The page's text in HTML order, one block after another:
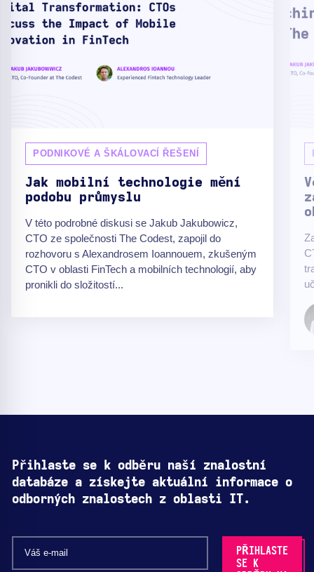
PODNIKOVÉ A ŠKÁLOVACÍ ŘEŠENÍ
Jak mobilní technologie mění
podobu průmyslu
V této podrobné diskusi se Jakub Jakubowicz,
CTO ze společnosti The Codest, zapojil do
rozhovoru s Alexandrosem Ioannouem, zkušeným
CTO v oblasti FinTech a mobilních technologií, aby
pronikli do složitostí...
Přihlaste se k odběru naší znalostní
databáze a získejte aktuální informace o
odborných znalostech z oblasti IT.